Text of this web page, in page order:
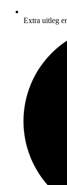
Extra uitleg